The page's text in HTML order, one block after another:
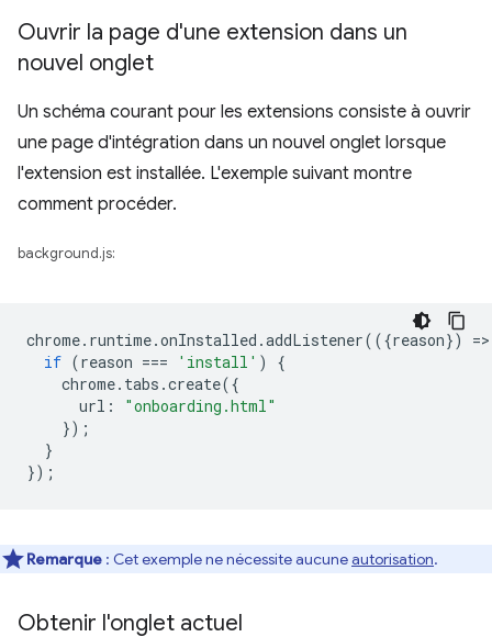
Ouvrir la page d'une extension dans un
nouvel onglet
Un schéma courant pour les extensions consiste à ouvrir
une page d'intégration dans un nouvel onglet lorsque
l'extension est installée. L'exemple suivant montre
comment procéder.
background.js:
chrome. runtime.onInstalled .addListener(({reason}) =>
if (reason === 'install' )
{
chrome. tabs .create({
url :
"onboarding.html"
});
}
});
Remarque : Cet exemple ne nécessite aucuneautorisation.
Obtenir l'onglet actuel